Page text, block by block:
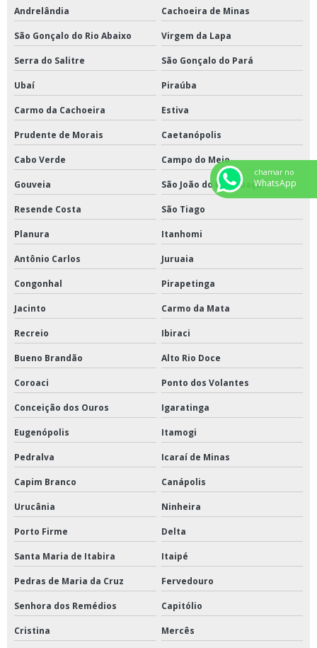
Andrelândia Cachoeira de Minas
São Gonçalo do Rio Abaixo Virgem da Lapa
Serra do Salitre São Gonçalo do Pará
Ubaí Piraúba
Carmo da Cachoeira Estiva
Prudente de Morais Caetanópolis
Cabo Verde Campo do Meio
Gouveia São João do Manhuaçu
Resende Costa São Tiago
Planura Itanhomi
Antônio Carlos Juruaia
Congonhal Pirapetinga
Jacinto Carmo da Mata
Recreio Ibiraci
Bueno Brandão Alto Rio Doce
Coroaci Ponto dos Volantes
Conceição dos Ouros Igaratinga
Eugenópolis Itamogi
Pedralva Icaraí de Minas
Capim Branco Canápolis
Urucânia Ninheira
Porto Firme Delta
Santa Maria de Itabira Itaipé
Pedras de Maria da Cruz Fervedouro
Senhora dos Remédios Capitólio
Cristina Mercês
chamar no
WhatsApp